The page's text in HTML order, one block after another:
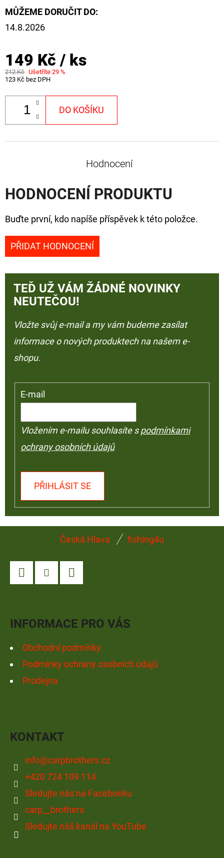
MŮŽEME DORUČIT DO:
14.8.2026
149 Kč / ks
212 Kč Ušetříte 29 %
123 Kč bez DPH
DO KOŠÍKU
Hodnocení
HODNOCENÍ PRODUKTU
Buďte první, kdo napíše příspěvek k této položce.
PŘIDAT HODNOCENÍ
TEĎ UŽ VÁM ŽÁDNÉ NOVINKY
NEUTEČOU!
Vložte svůj e-mail a my vám budeme zasílat
informace o nových produktech na našem e-
shopu.
E-mail
Vložením e-mailu souhlasíte spodmínkami
ochrany osobních údajů
PŘIHLÁSIT SE
Česká Hlava fishing4u
INFORMACE PRO VÁS
Obchodní podmínky
Podmínky ochrany osobních údajů
Prodejna
KONTAKT
info@carpbrothers.cz
+420 724 109 114
Sledujte nás na Facebooku
carp__brothers
Sledujte náš kanál na YouTube